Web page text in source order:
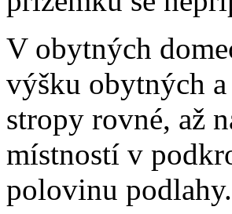
V obytných
výšku obytných
stropy rovné, až
místností v
polovinu podlahy.